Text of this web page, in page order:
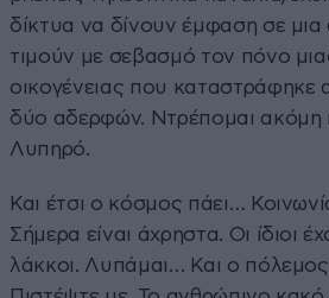
δίκτυα να δίνουν έμφαση σε μια
τιμούν με σεβασμό τον πόνο
οικογένειας που καταστράφηκε
δύο αδερφών. Ντρέπομαι ακόμη
Λυπηρό.
Και έτσι ο κόσμος πάει…
Σήμερα είναι άχρηστα. Οι ίδιοι
λάκκοι. Λυπάμαι… Και ο πόλεμος